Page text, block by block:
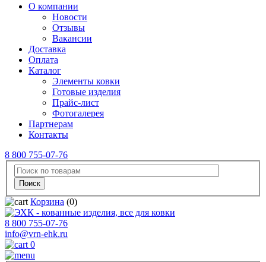
О компании
Новости
Отзывы
Вакансии
Доставка
Оплата
Каталог
Элементы ковки
Готовые изделия
Прайс-лист
Фотогалерея
Партнерам
Контакты
8 800 755-07-76
Корзина (0)
8 800 755-07-76
info@vrn-ehk.ru
0